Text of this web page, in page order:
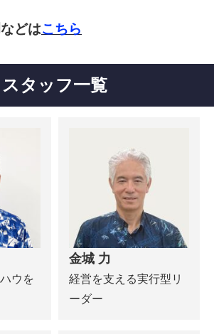
どはこちら
スタッフ一覧
ウを
金城 力
経営を支える実行型リ
ーダー